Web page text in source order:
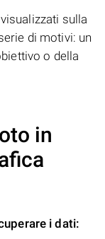
sulla
di motivi: un
o della
in
i dati: